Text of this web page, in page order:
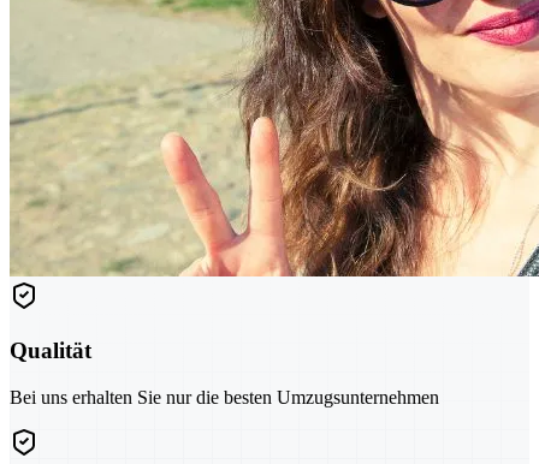
Qualität
Bei uns erhalten Sie nur die besten Umzugsunternehmen